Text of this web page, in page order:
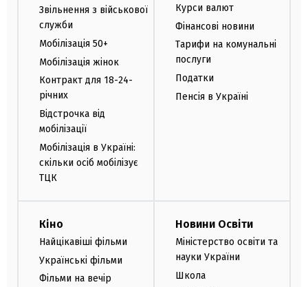
Звільнення з військової
служби
Мобілізація 50+
Мобілізація жінок
Контракт для 18-24-
річних
Відстрочка від
мобілізації
Мобілізація в Україні:
скільки осіб мобілізує
ТЦК
Курси валют
Фінансові новини
Тарифи на комунальні
послуги
Податки
Пенсія в Україні
Кіно
Найцікавіші фільми
Українські фільми
Фільми на вечір
Новини Освіти
Міністерство освіти та
науки України
Школа